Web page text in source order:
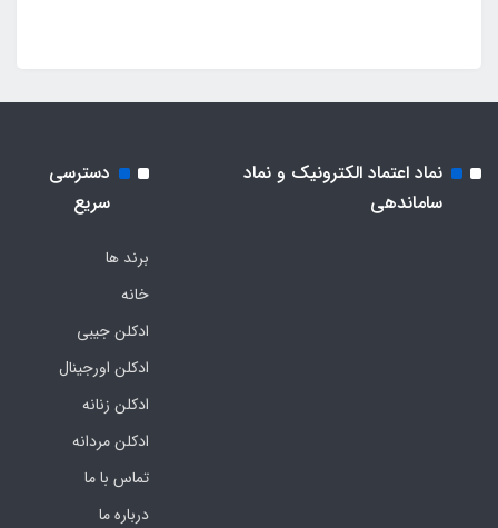
نماد اعتماد الکترونیک و نماد
ساماندهی
دسترسی
سریع
برند ها
خانه
ادکلن جیبی
ادکلن اورجینال
ادکلن زنانه
ادکلن مردانه
تماس با ما
درباره ما